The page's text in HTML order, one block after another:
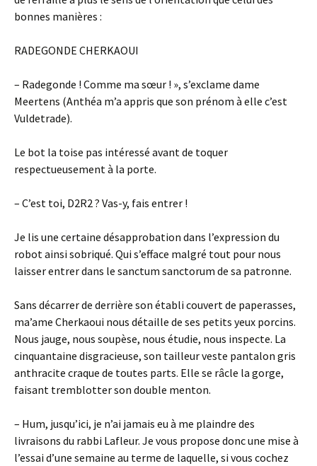
bonnes manières :
RADEGONDE CHERKAOUI
– Radegonde ! Comme ma sœur ! », s’exclame dame
Meertens (Anthéa m’a appris que son prénom à elle c’est
Vuldetrade).
Le bot la toise pas intéressé avant de toquer
respectueusement à la porte.
– C’est toi, D2R2 ? Vas-y, fais entrer !
Je lis une certaine désapprobation dans l’expression du
robot ainsi sobriqué. Qui s’efface malgré tout pour nous
laisser entrer dans le sanctum sanctorum de sa patronne.
Sans décarrer de derrière son établi couvert de paperasses,
ma’ame Cherkaoui nous détaille de ses petits yeux porcins.
Nous jauge, nous soupèse, nous étudie, nous inspecte. La
cinquantaine disgracieuse, son tailleur veste pantalon gris
anthracite craque de toutes parts. Elle se râcle la gorge,
faisant tremblotter son double menton.
– Hum, jusqu’ici, je n’ai jamais eu à me plaindre des
livraisons du rabbi Lafleur. Je vous propose donc une mise à
l’essai d’une semaine au terme de laquelle, si vous cochez